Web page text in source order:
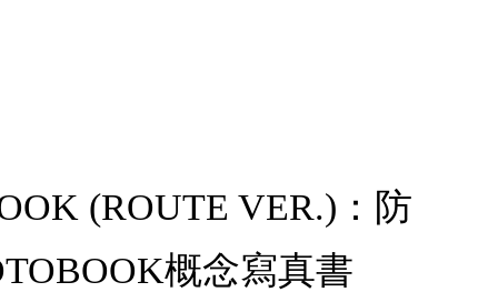
(ROUTE VER.)：防
概念寫真書